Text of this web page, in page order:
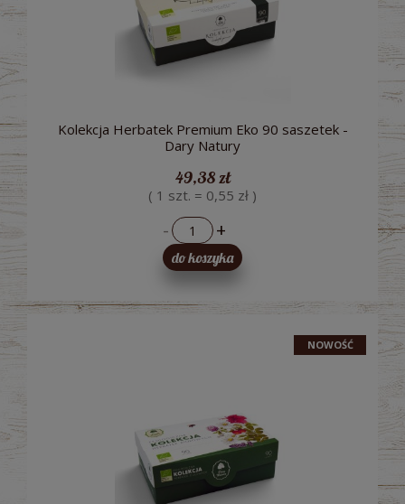
Kolekcja Herbatek Premium Eko 90 saszetek -
Dary Natury
49,38 zł
( 1 szt. = 0,55 zł )
- +
do koszyka
NOWOŚĆ